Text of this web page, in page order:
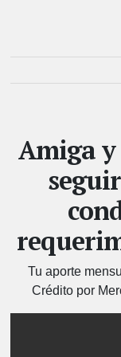
Amiga
Tu aporte
Crédito por